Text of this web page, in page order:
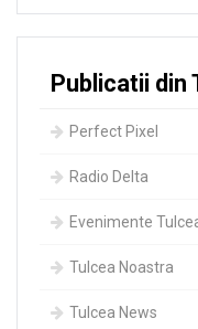
Publicatii din
Perfect Pixel
Radio Delta
Evenimente
Tulcea Noastra
Tulcea News